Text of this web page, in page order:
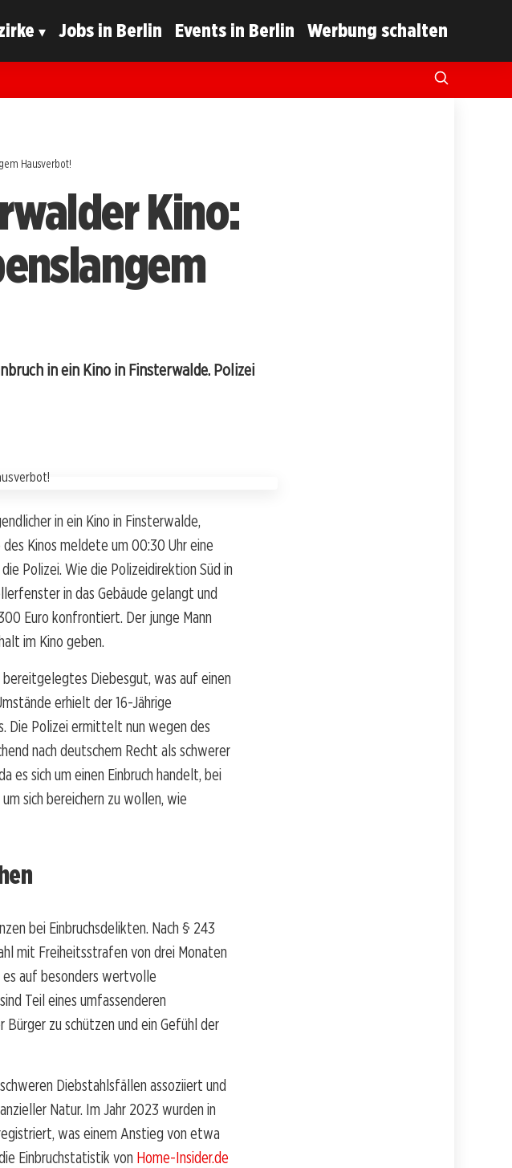
Jobs in Berlin Events in Berlin Werbung schalten
Hausverbot!
Kino:
in ein Kino in Finsterwalde. Polizei
in ein Kino in Finsterwalde,
Kinos meldete um 00:30 Uhr eine
Polizei. Wie die Polizeidirektion Süd in
in das Gebäude gelangt und
Euro konfrontiert. Der junge Mann
im Kino geben.
Diebesgut, was auf einen
erhielt der 16-Jährige
Die Polizei ermittelt nun wegen des
nach deutschem Recht als schwerer
sich um einen Einbruch handelt, bei
sich bereichern zu wollen, wie
bei Einbruchsdelikten. Nach § 243
mit Freiheitsstrafen von drei Monaten
auf besonders wertvolle
Teil eines umfassenderen
zu schützen und ein Gefühl der
Diebstahlsfällen assoziiert und
Natur. Im Jahr 2023 wurden in
was einem Anstieg von etwa
Einbruchstatistik von Home-Insider.de